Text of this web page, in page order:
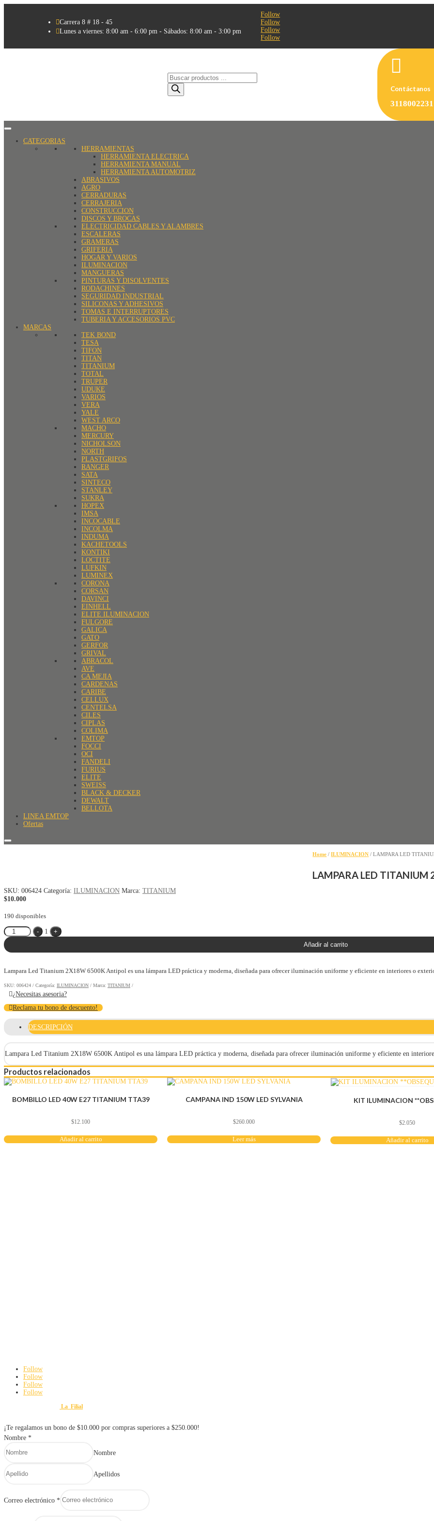
Carrera 8 # 18 - 45
Lunes a viernes: 8:00 am - 6:00 pm - Sábados: 8:00 am - 3:00 pm
Follow
Follow
Follow
Follow
Búsqueda
de
productos

Contáctanos
3118002231
CATEGORIAS
HERRAMIENTAS
HERRAMIENTA ELECTRICA
HERRAMIENTA MANUAL
HERRAMIENTA AUTOMOTRIZ
ABRASIVOS
AGRO
CERRADURAS
CERRAJERIA
CONSTRUCCION
DISCOS Y BROCAS
ELECTRICIDAD CABLES Y ALAMBRES
ESCALERAS
GRAMERAS
GRIFERIA
HOGAR Y VARIOS
ILUMINACION
MANGUERAS
PINTURAS Y DISOLVENTES
RODACHINES
SEGURIDAD INDUSTRIAL
SILICONAS Y ADHESIVOS
TOMAS E INTERRUPTORES
TUBERIA Y ACCESORIOS PVC
MARCAS
TEK BOND
TESA
TIFON
TITAN
TITANIUM
TOTAL
TRUPER
UDUKE
VARIOS
VERA
YALE
WEST ARCO
MACHO
MERCURY
NICHOLSON
NORTH
PLASTGRIFOS
RANGER
SATA
SINTECO
STANLEY
SUKRA
HOPEX
IMSA
INCOCABLE
INCOLMA
INDUMA
KACHETOOLS
KONTIKI
LOCTITE
LUFKIN
LUMINEX
CORONA
CORSAN
DAVINCI
EINHELL
ELITE ILUMINACION
FULGORE
GALICA
GATO
GERFOR
GRIVAL
ABRACOL
AVE
CA MEJIA
CARDENAS
CARIBE
CELLUX
CENTELSA
CILES
CIPLAS
COLIMA
EMTOP
FOCCI
OCI
FANDELI
FURIUS
ELITE
SWEISS
BLACK & DECKER
DEWALT
BELLOTA
LINEA EMTOP
Ofertas
Home /ILUMINACION / LAMPARA LED
LAMPARA LED
SKU: 006424 Categoría: ILUMINACION Marca: TITANIUM
$10.000
190 disponibles
Quantity
- 1
+
Añadir al carrito
Lampara Led Titanium 2X18W 6500K Antipol es una lámpara LED práctica y moderna, diseñada para ofrecer iluminación uniforme y eficiente en interiores o
SKU: 006424 Categoría: ILUMINACION Marca: TITANIUM
¿Necesitas asesoria?
Reclama tu bono de descuento!
DESCRIPCIÓN
Lampara Led Titanium 2X18W 6500K Antipol es una lámpara LED práctica y moderna, diseñada para ofrecer iluminación uniforme y eficiente en
Productos relacionados
BOMBILLO LED 40W E27 TITANIUM TTA39
$12.100
Añadir al carrito
CAMPANA IND 150W LED SYLVANIA
$260.000
Leer más
KIT ILUMINACION
$2.050
Añadir al carrito
Follow
Follow
Follow
Follow
La_Filial
¡Te regalamos un bono de $10.000 por compras superiores a $250.000!
Nombre *
Nombre
Apellidos
Correo electrónico *